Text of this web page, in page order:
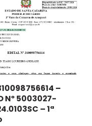
–
Nº 5003027-
– 1ª